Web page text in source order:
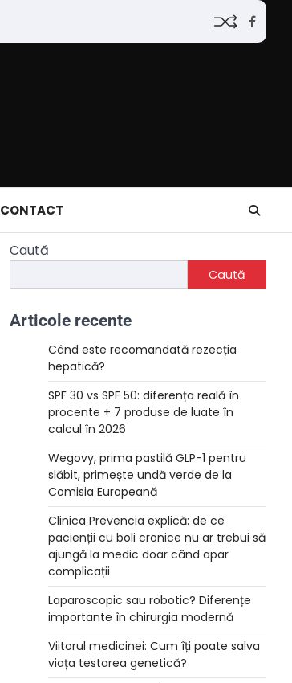
CONTACT
Caută
Caută
Articole recente
Când este recomandată rezecția
hepatică?
SPF 30 vs SPF 50: diferența reală în
procente + 7 produse de luate în
calcul în 2026
Wegovy, prima pastilă GLP-1 pentru
slăbit, primește undă verde de la
Comisia Europeană
Clinica Prevencia explică: de ce
pacienții cu boli cronice nu ar trebui să
ajungă la medic doar când apar
complicații
Laparoscopic sau robotic? Diferențe
importante în chirurgia modernă
Viitorul medicinei: Cum îți poate salva
viața testarea genetică?